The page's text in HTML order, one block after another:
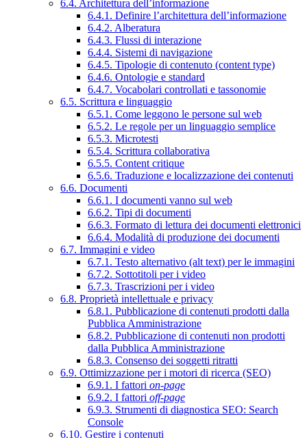
6.4. Architettura dell’informazione
6.4.1. Definire l’architettura dell’informazione
6.4.2. Alberatura
6.4.3. Flussi di interazione
6.4.4. Sistemi di navigazione
6.4.5. Tipologie di contenuto (content type)
6.4.6. Ontologie e standard
6.4.7. Vocabolari controllati e tassonomie
6.5. Scrittura e linguaggio
6.5.1. Come leggono le persone sul web
6.5.2. Le regole per un linguaggio semplice
6.5.3. Microtesti
6.5.4. Scrittura collaborativa
6.5.5. Content critique
6.5.6. Traduzione e localizzazione dei contenuti
6.6. Documenti
6.6.1. I documenti vanno sul web
6.6.2. Tipi di documenti
6.6.3. Formato di lettura dei documenti elettronici
6.6.4. Modalità di produzione dei documenti
6.7. Immagini e video
6.7.1. Testo alternativo (alt text) per le immagini
6.7.2. Sottotitoli per i video
6.7.3. Trascrizioni per i video
6.8. Proprietà intellettuale e privacy
6.8.1. Pubblicazione di contenuti prodotti dalla
Pubblica Amministrazione
6.8.2. Pubblicazione di contenuti non prodotti
dalla Pubblica Amministrazione
6.8.3. Consenso dei soggetti ritratti
6.9. Ottimizzazione per i motori di ricerca (SEO)
6.9.1. I fattori on-page
6.9.2. I fattori off-page
6.9.3. Strumenti di diagnostica SEO: Search
Console
6.10. Gestire i contenuti